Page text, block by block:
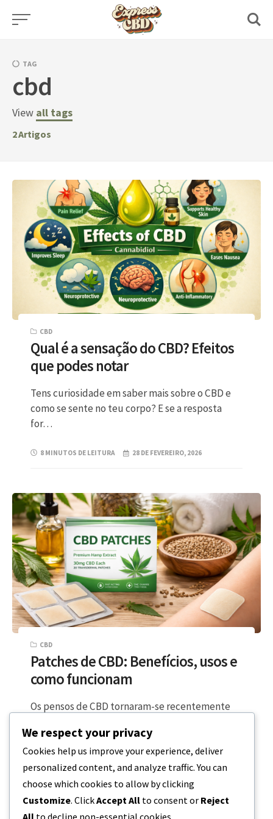
Skip
TAG
cbd
View all tags
2Artigos
CBD
Qual é a sensação do CBD? Efeitos
que podes notar
Tens curiosidade em saber mais sobre o CBD e
como se sente no teu corpo? E se a resposta
for…
8 MINUTOS DE LEITURA 28 DE FEVEREIRO, 2026
CBD
Patches de CBD: Benefícios, usos e
como funcionam
Os pensos de CBD tornaram-se recentemente
uma forma diferente de utilizar o canabidiol…
6 MINUTOS DE LEITURA 12 DE FEVEREIRO, 2026
We respect your privacy
Cookies help us improve your experience, deliver
personalized content, and analyze traffic. You can
choose which cookies to allow by clicking
Customize. ClickAccept All to consent or Reject
All to decline non-essential cookies.